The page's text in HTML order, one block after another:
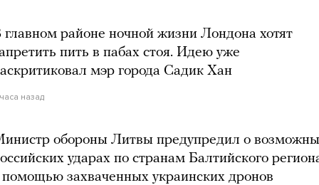
главном районе ночной жизни Лондона хотят
пить в пабах стоя. Идею уже
мэр города Садик Хан
назад
обороны Литвы предупредил о
ударах по странам Балтийского
помощью захваченных украинских дронов